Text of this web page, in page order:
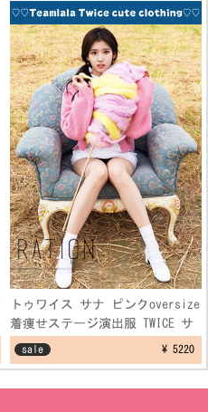
トゥワイス サナ ピンクoversize
着痩せステージ演出服 TWICE サ
ナ セーター ダンス制服衣装
sale ¥ 5220